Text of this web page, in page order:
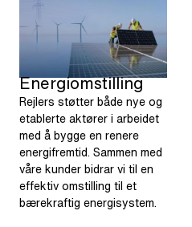
Energiomstilling
Rejlers støtter både nye og
etablerte aktører i arbeidet
med å bygge en renere
energifremtid. Sammen med
våre kunder bidrar vi til en
effektiv omstilling til et
bærekraftig energisystem.